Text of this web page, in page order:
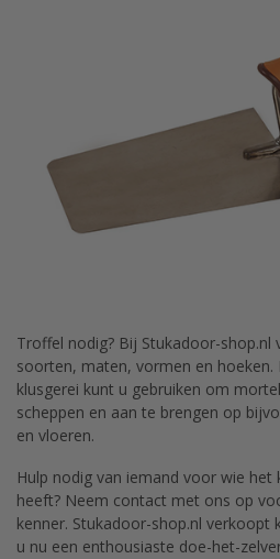
Troffel nodig? Bij Stukadoor-shop.nl
soorten, maten, vormen en hoeken.
klusgerei kunt u gebruiken om
scheppen en aan te brengen op
en vloeren.
Hulp nodig van iemand voor wie het
heeft? Neem contact met ons op
kenner. Stukadoor-shop.nl verkoopt
u nu een enthousiaste doe-het-